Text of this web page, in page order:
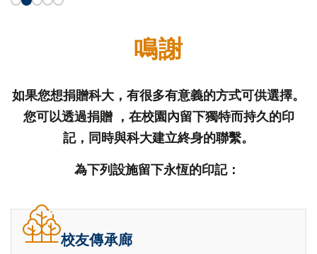
鳴謝
如果您想捐贈科大，有很多有意義的方式可供選擇。
您可以透過捐贈 ，在校園內留下獨特而持久的印
記，同時與科大建立終身的聯繫。
為下列設施留下永恆的印記：
校友傳承廊